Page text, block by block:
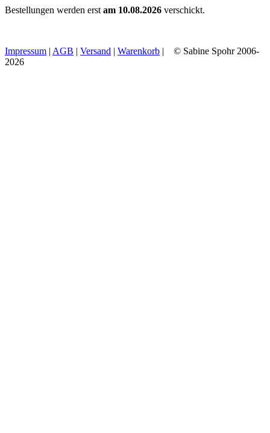
Bestellungen werden erst am 10.08.2026 verschickt.
Impressum | AGB | Versand | Warenkorb | © Sabine Spohr 2006-
2026